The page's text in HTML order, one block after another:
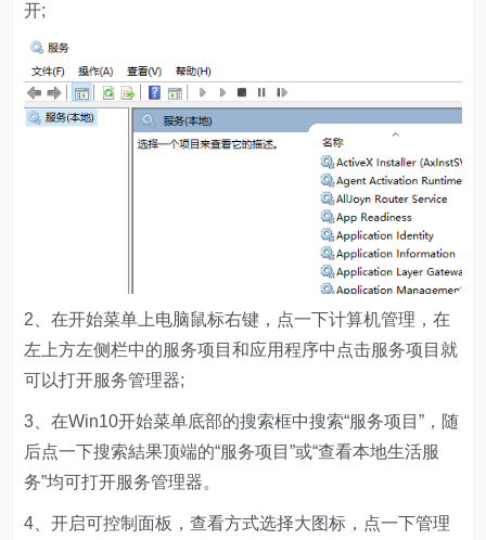
开;
2、在开始菜单上电脑鼠标右键，点一下计算机管理，在
左上方左侧栏中的服务项目和应用程序中点击服务项目就
可以打开服务管理器;
3、在Win10开始菜单底部的搜索框中搜索“服务项目”，随
后点一下搜索結果顶端的“服务项目”或“查看本地生活服
务”均可打开服务管理器。
4、开启可控制面板，查看方式选择大图标，点一下管理